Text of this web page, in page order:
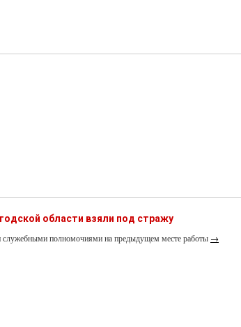
области взяли под стражу
служебными полномочиями на предыдущем месте работы →